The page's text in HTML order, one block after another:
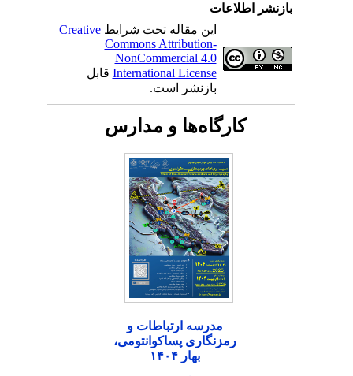
بازنشر اطلاعات
این مقاله تحت شرایطCreative
Commons Attribution-
NonCommercial 4.0
International Licenseقابل
بازنشر است.
کارگاه‌ها و مدارس
مدرسه ارتباطات و
رمزنگاری پساکوانتومی،
بهار ۱۴۰۴